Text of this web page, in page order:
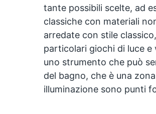
tante possibili scelte, ad
classiche con materiali
arredate con stile
particolari giochi di luce e
uno strumento che può
del bagno, che è una
illuminazione sono punti